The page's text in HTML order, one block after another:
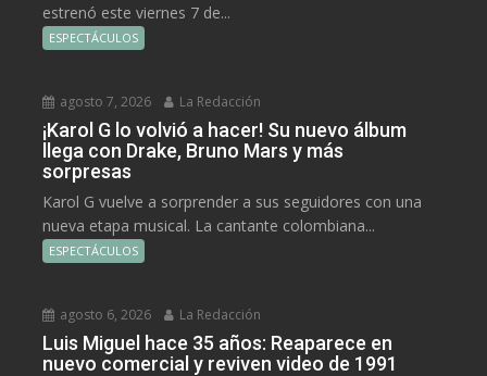
estrenó este viernes 7 de...
ESPECTÁCULOS
agosto 7, 2026 La Redacción
¡Karol G lo volvió a hacer! Su nuevo álbum
llega con Drake, Bruno Mars y más
sorpresas
Karol G vuelve a sorprender a sus seguidores con una
nueva etapa musical. La cantante colombiana...
ESPECTÁCULOS
agosto 6, 2026 La Redacción
Luis Miguel hace 35 años: Reaparece en
nuevo comercial y reviven video de 1991